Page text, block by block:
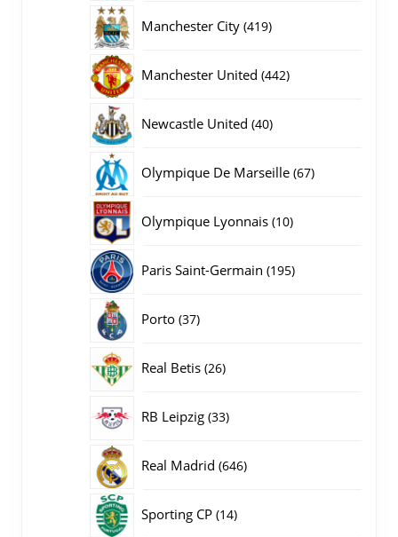
Manchester City 419419
Manchester United 442442
Newcastle United 4040
Olympique De Marseille 6767
Olympique Lyonnais 1010
Paris Saint-Germain 195195
Porto 3737
Real Betis 2626
RB Leipzig 3333
Real Madrid 646646
Sporting CP 1414